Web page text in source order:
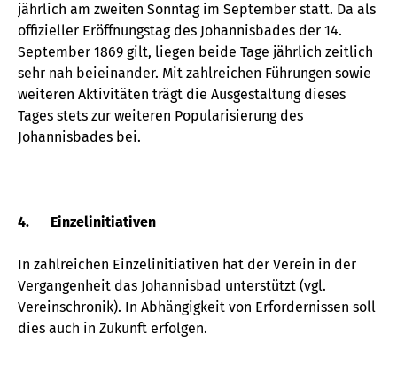
jährlich am zweiten Sonntag im September statt. Da als
offizieller Eröffnungstag des Johannisbades der 14.
September 1869 gilt, liegen beide Tage jährlich zeitlich
sehr nah beieinander. Mit zahlreichen Führungen sowie
weiteren Aktivitäten trägt die Ausgestaltung dieses
Tages stets zur weiteren Popularisierung des
Johannisbades bei.
4. Einzelinitiativen
In zahlreichen Einzelinitiativen hat der Verein in der
Vergangenheit das Johannisbad unterstützt (vgl.
Vereinschronik). In Abhängigkeit von Erfordernissen soll
dies auch in Zukunft erfolgen.